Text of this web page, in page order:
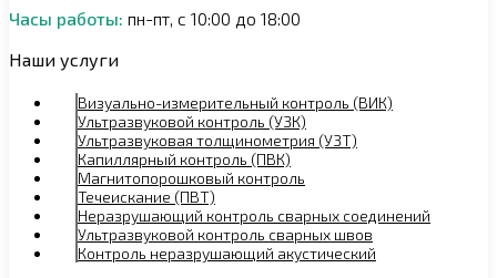
Часы работы: пн-пт, с 10:00 до 18:00
Наши услуги
Визуально-измерительный контроль (ВИК)
Ультразвуковой контроль (УЗК)
Ультразвуковая толщинометрия (УЗТ)
Капиллярный контроль (ПВК)
Магнитопорошковый контроль
Течеискание (ПВТ)
Неразрушающий контроль сварных соединений
Ультразвуковой контроль сварных швов
Контроль неразрушающий акустический